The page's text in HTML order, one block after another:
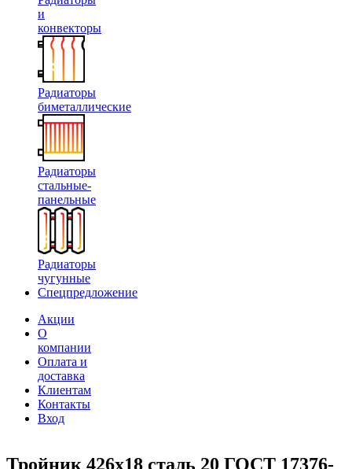
и
конвекторы
Радиаторы
биметаллические
Радиаторы
стальные-
панельные
Радиаторы
чугунные
Спецпредложение
Акции
О
компании
Оплата и
доставка
Клиентам
Контакты
Вход
Тройник 426х18 сталь 20 ГОСТ 17376-